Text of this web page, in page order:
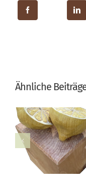
Ähnliche